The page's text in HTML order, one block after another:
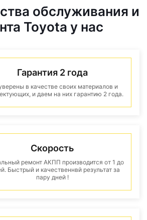
обслуживания и
Toyota у нас
Гарантия 2 года
в качестве своих материалов и
и даем на них гарантию 2 года.
Скорость
ремонт АКПП производится от 1 до
Быстрый и качественнвй результат за
пару дней !